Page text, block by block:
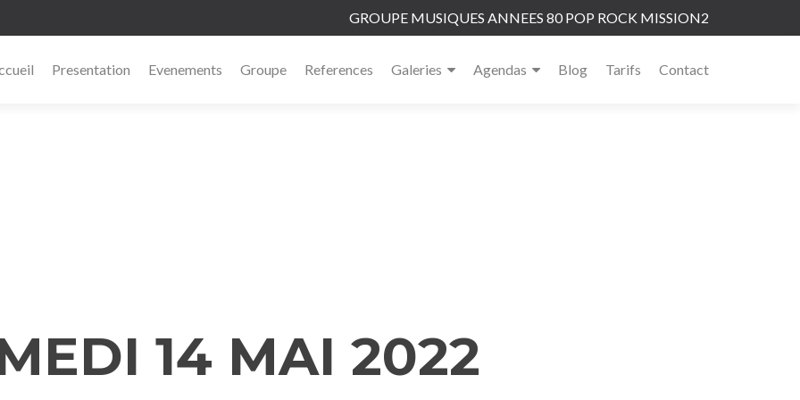
GROUPE MUSIQUES ANNEES 80 POP ROCK MISSION2
Presentation Evenements Groupe References Galeries Agendas Blog Tarifs Contact
14 MAI 2022